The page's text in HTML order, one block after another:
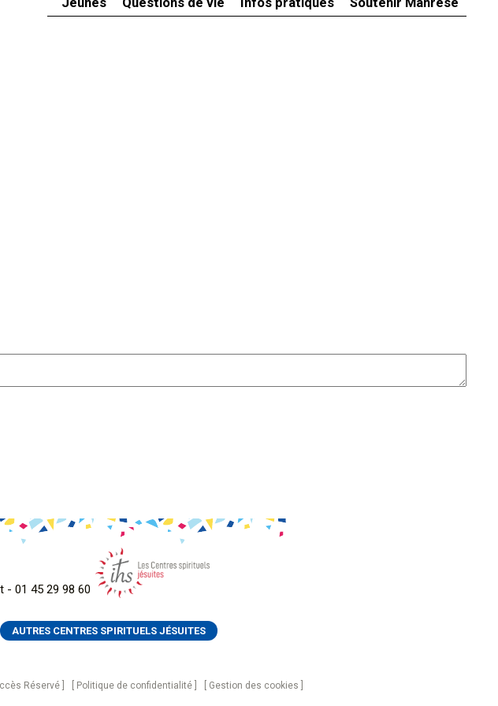
- 01 45 29 98 60
AUTRES CENTRES SPIRITUELS JÉSUITES
Réservé Politique de confidentialité Gestion des cookies